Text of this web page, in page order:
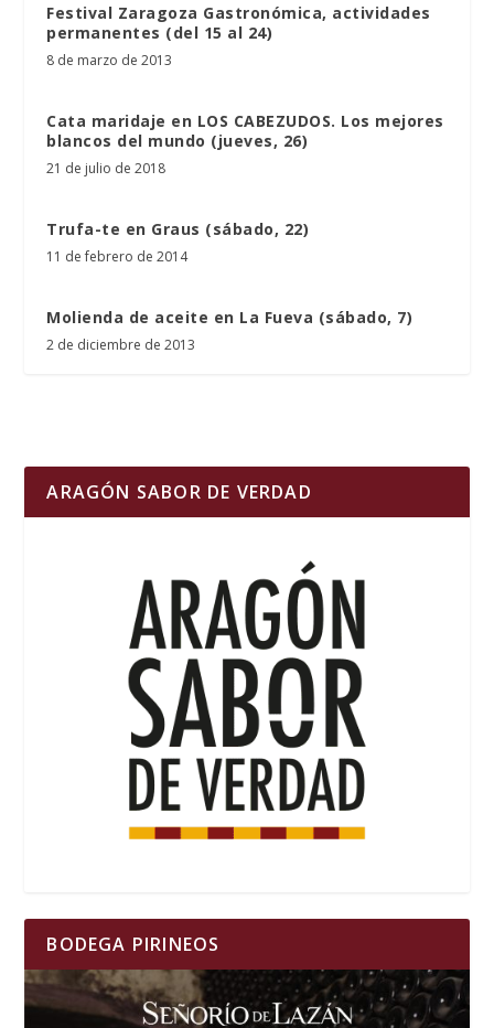
Festival Zaragoza Gastronómica, actividades
permanentes (del 15 al 24)
8 de marzo de 2013
Cata maridaje en LOS CABEZUDOS. Los mejores
blancos del mundo (jueves, 26)
21 de julio de 2018
Trufa-te en Graus (sábado, 22)
11 de febrero de 2014
Molienda de aceite en La Fueva (sábado, 7)
2 de diciembre de 2013
ARAGÓN SABOR DE VERDAD
BODEGA PIRINEOS